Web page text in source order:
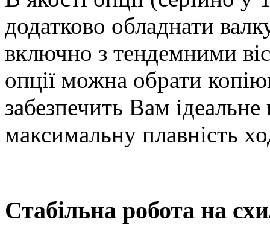
додатково обладнати
включно з тендемними
опції можна обрати
забезпечить Вам
максимальну плавність
Стабільна робота на